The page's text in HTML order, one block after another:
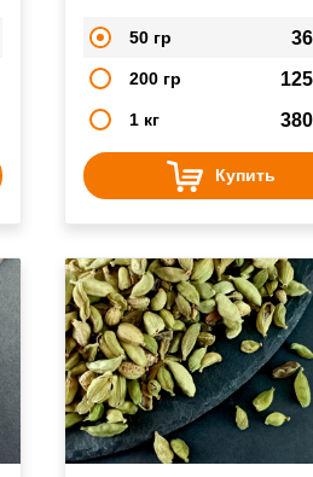
повсеместно. Очень
при приготовлении жареных
мясных блюд, особенно в
сочетании с мятой при
приготовлении баранины.
50 гр 36
200 гр 125
1 кг 380
Купить